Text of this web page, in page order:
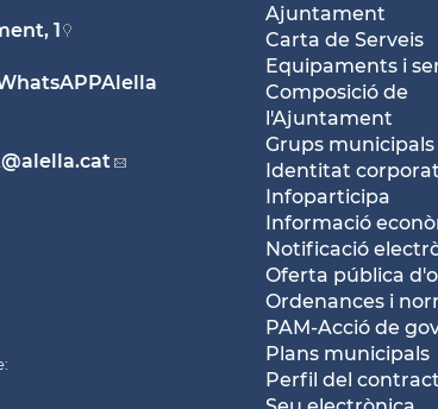
Ajuntament
Carta de Serveis
Equipaments i
Composició de
l'Ajuntament
Grups municipals
Identitat
Infoparticipa
Informació
Notificació
Oferta pública
Ordenances i
PAM-Acció de
Plans municipals
Perfil del
1
@alella.cat